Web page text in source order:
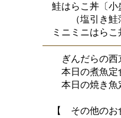
鮭はらこ丼〔小
（塩引き鮭薄
ミニミニはら
ぎんだらの西
本日の煮魚定
本日の焼き魚
【　その他のお